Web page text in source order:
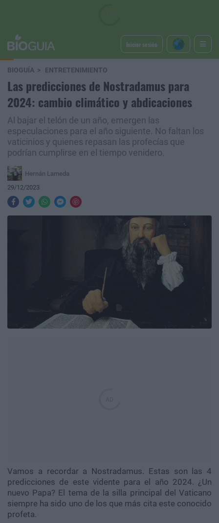
Iniciar sesión
BIOGUÍA ENTRETENIMIENTO
Las predicciones de Nostradamus para
2024: cambio climático y abdicaciones
Al bajar el telón de un año, emergen las
especulaciones para el año siguiente. No faltan los
vaticinios y quienes repasan las profecías que
podrían cumplirse en el tiempo venidero.
Hernán Lameda
29/12/2023
Vamos a recordar a Nostradamus. Estas son las 4
predicciones de este vidente para el año 2024. ¿Un
nuevo Papa? El tema de la silla principal del Vaticano
siempre ha sido uno de los que más cita este conocido
profeta.